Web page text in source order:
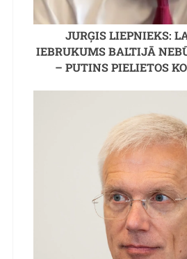
JURĢIS LIEPNIEKS:
IEBRUKUMS BALTIJĀ
– PUTINS PIELIETOS